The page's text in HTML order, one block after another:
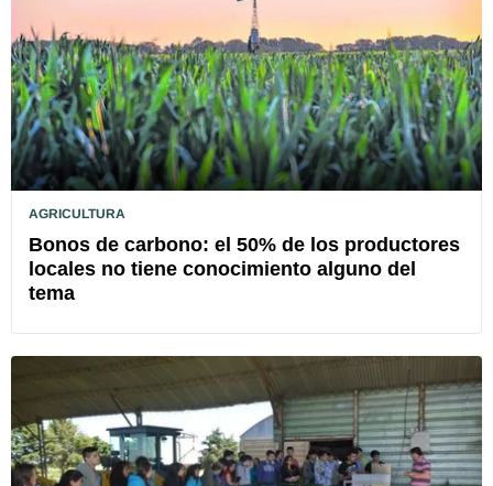
AGRICULTURA
Bonos de carbono: el 50% de los productores
locales no tiene conocimiento alguno del
tema